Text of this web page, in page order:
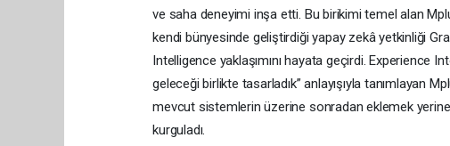
ve saha deneyimi inşa etti. Bu birikimi temel alan
kendi bünyesinde geliştirdiği yapay zekâ yetkinliği
Intelligence yaklaşımını hayata geçirdi. Experience
geleceği birlikte tasarladık” anlayışıyla tanımlayan
mevcut sistemlerin üzerine sonradan eklemek
kurguladı.